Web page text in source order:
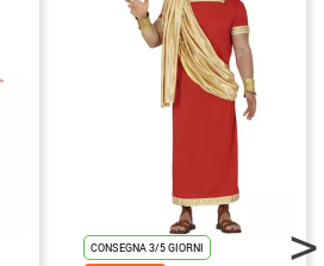
CONSEGNA 3/5 GIORNI